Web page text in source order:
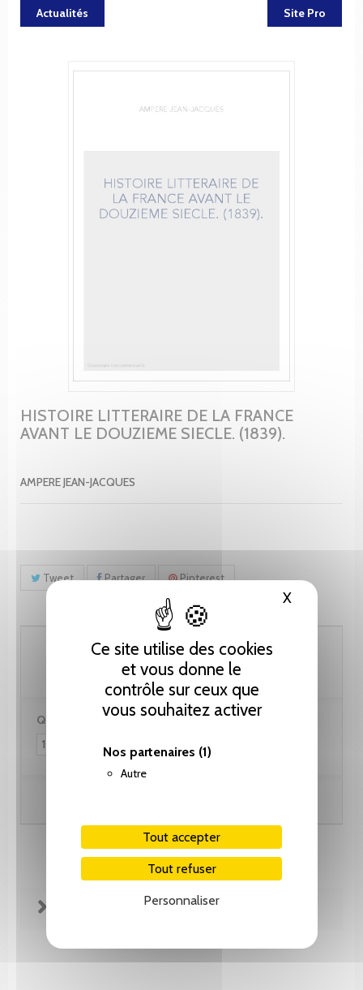
Ce site utilise des cookies
et vous donne le
contrôle sur ceux que
vous souhaitez activer
Nos partenaires (1)
Autre
Tout accepter
Tout refuser
Personnaliser
XMasquer
Actualités Site Pro
HISTOIRE LITTERAIRE DE LA FRANCE
AVANT LE DOUZIEME SIECLE. (1839).
AMPERE JEAN-JACQUES
Tweet Partager Pinterest
307.80 CHF
Quantité :
FICHE TECHNIQUE